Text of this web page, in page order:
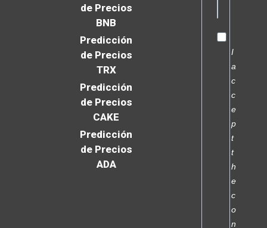
de Precios
BNB
Predicción
de Precios
TRX
Predicción
de Precios
CAKE
Predicción
de Precios
ADA
I
a
c
c
e
p
t
t
h
e
c
o
n